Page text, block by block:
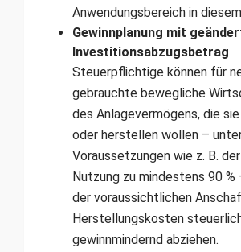
Anwendungsbereich in
Gewinnplanung mit
Investitionsabzugsbetrag
Steuerpflichtige können für
gebrauchte beweg­liche
des Anlagevermögens, die
oder herstellen wollen –
Voraussetzungen wie z. B.
Nutzung zu mindestens 90 %
der voraussichtlichen
Herstellungskosten
gewinnmindernd abziehen.